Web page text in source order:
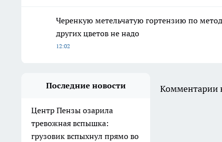
Черенкую метельчатую гортензию по
других цветов не надо
12:02
Последние новости
Центр Пензы озарила
тревожная вспышка:
грузовик вспыхнул прямо во
Комментарии